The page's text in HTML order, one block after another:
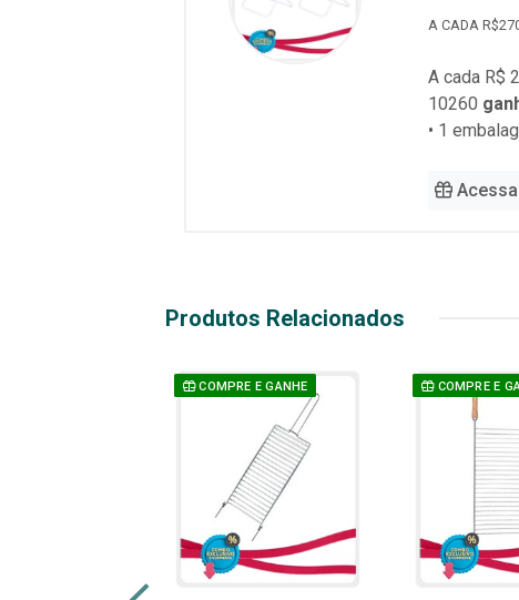
A CADA
A cada R$
10260
• 1
Produtos Relacionados
COMPRE E GANHE COMPRE E